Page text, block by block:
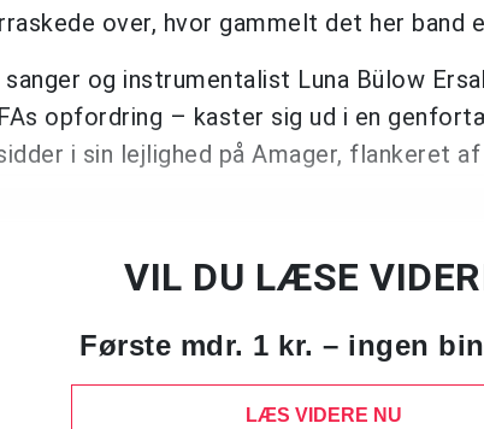
over, hvor gammelt det her band
og instrumentalist Luna Bülow
opfordring – kaster sig ud i en
i sin lejlighed på Amager, flankeret
VIL DU LÆSE
Første mdr. 1 kr. – ingen
LÆS VIDERE NU